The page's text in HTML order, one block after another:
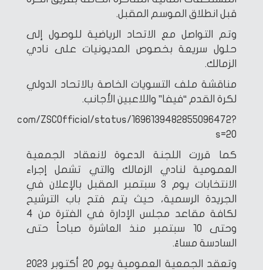
قبل انطلاق الموسم المقبل.
وتم التواصل مع الاتحاد الرياضية للوصول إلى
حلول سريعة بخصوص المديونيات على نادي
الزمالك.
مناقشة ملف التسويات الخاصة بالاتحاد الدولي
لكرة القدم “فيفا” واللاعبين الأجانب.
ZSCOfficial/status/1696139482855096472?
s=20
كما قررت اللجنة الدعوة لانعقاد الجمعية
العمومية لنادي الزمالك والتي تشمل إجراء
الانتخابات يوم 3 سبتمبر المقبل بالإعلان في
الجريدة الرسمية، حيث يتم فتح باب الترشيح
لكافة مقاعد مجلس الإدارة في الفترة من 4
وحتى 10 سبتمبر منذ العاشرة صباحاً حتى
السادسة مساءً.
وتعقد الجمعية العمومية يوم 20 أكتوبر 2023